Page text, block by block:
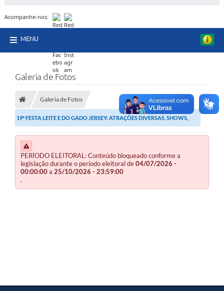
Acompanhe-nos:
MENU
Galeria de Fotos
Galeria de Fotos
19ª FESTA LEITE E DO GADO JERSEY: ATRAÇÕES DIVERSAS, SHOWS,
GRUPOS DE DANÇA E...
PERÍODO ELEITORAL: Conteúdo bloqueado conforme a
legislação durante o período eleitoral de04/07/2026 -
00:00:00a 25/10/2026 - 23:59:00
.